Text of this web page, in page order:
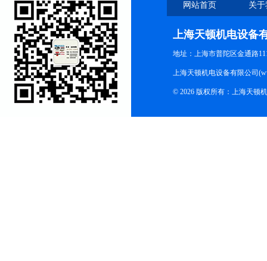
网站首页 关
上海天顿机电设备
地址：上海市普陀区金通路
上海天顿机电设备有限公司
© 2026 版权所有：上海天顿